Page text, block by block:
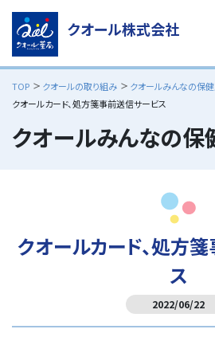
クオール株式会社
採用情報/ クオール薬局サイト
スマホで写真をおくるだけラクラク賢く
クオール薬局のサービスのトップへ
TOP クオールの取り組み
クオールみんなの保
クオールカード、処方箋事前送信サービス
クオールみんなの保
クオールカード、処方
ス
2022/06/22